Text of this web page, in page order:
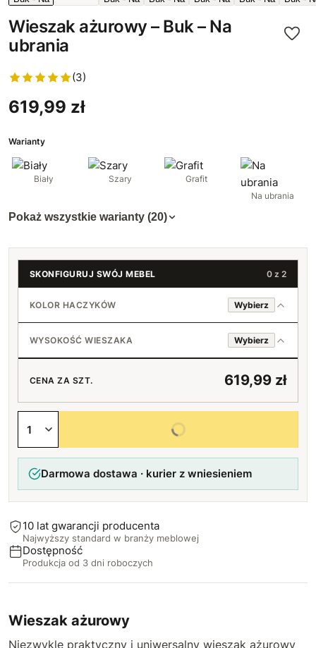
Wieszak ażurowy – Buk – Na
ubrania
(3)
619,99 zł
Warianty
Biały Szary
Grafit
Na ubrania
Pokaż wszystkie warianty (20)
SKONFIGURUJ SWÓJ MEBEL 0 z 2
KOLOR HACZYKÓW Wybierz
Chromowany
Złoty
WYSOKOŚĆ WIESZAKA Wybierz
70 cm
80 cm
100 cm
120 cm
CENA ZA SZT. 619,99 zł
Wybierz wszystkie opcje
Darmowa dostawa · kurier z wniesieniem
10 lat gwarancji producenta
Najwyższy standard w branży meblowej
Dostępność
Produkcja od 3 dni roboczych
Wieszak ażurowy
Niezwykle praktyczny i uniwersalny wieszak ażurowy